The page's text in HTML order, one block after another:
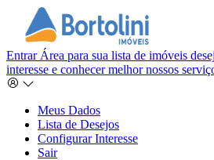
Entrar Área para sua lista de imóveis
interesse e conhecer melhor nossos
Meus Dados
Lista de Desejos
Configurar Interesse
Sair